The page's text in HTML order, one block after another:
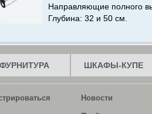
Направляющие полного
Глубина: 32 и 50 см.
ШКАФЫ-КУПЕ
Новости